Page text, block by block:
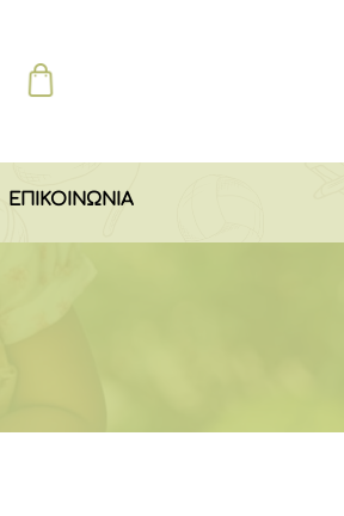
ΕΠΙΚΟΙΝΩΝΙΑ